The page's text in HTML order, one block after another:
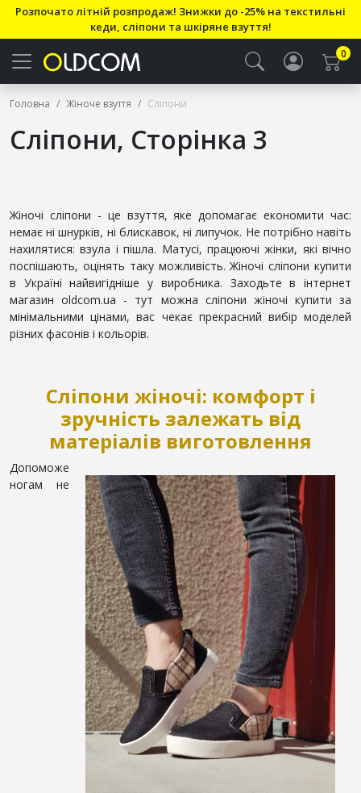
Розпочато літній розпродаж! Знижки до -25% на текстильні
кеди, сліпони та шкіряне взуття!
0
Головна Жіноче взуття Сліпони
Сліпони, Сторінка 3
Жіночі сліпони - це взуття, яке допомагає економити час:
немає ні шнурків, ні блискавок, ні липучок. Не потрібно навіть
нахилятися: взула і пішла. Матусі, працюючі жінки, які вічно
поспішають, оцінять таку можливість. Жіночі сліпони купити
в Україні найвигідніше у виробника. Заходьте в інтернет
магазин oldcom.ua - тут можна сліпони жіночі купити за
мінімальними цінами, вас чекає прекрасний вибір моделей
різних фасонів і кольорів.
Сліпони жіночі: комфорт і
зручність залежать від
матеріалів виготовлення
Допоможе
ногам не